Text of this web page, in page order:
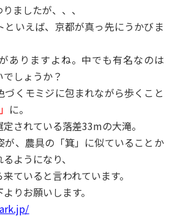
ましたが、、、
といえば、京都が真っ先にうかびま
ありますよね。中でも有名なのは
しょうか？
くモミジに包まれながら歩くこと
に。
定されている落差33mの大滝。
が、農具の「箕」に似ていることか
ようになり、
ていると言われています。
りお願いします。
/